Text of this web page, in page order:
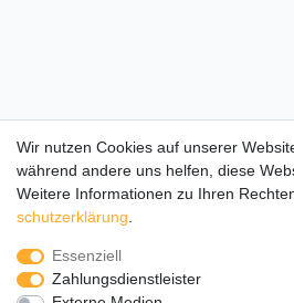
Wir nutzen Cookies auf unserer
während andere uns helfen, diese
Weitere Informationen zu Ihren
schutz­erklärung
Essenziell
Zahlungsdienstleister